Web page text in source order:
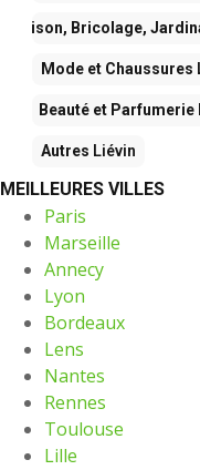
Maison, Bricolage,
Mode et Chaussures
Beauté et Parfumerie
Autres Liévin
MEILLEURES VILLES
Paris
Marseille
Annecy
Lyon
Bordeaux
Lens
Nantes
Rennes
Toulouse
Lille